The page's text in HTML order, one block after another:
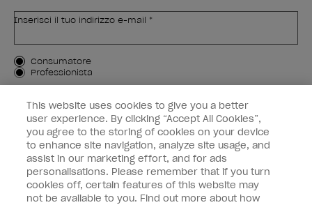
Inserisci il tuo indirizzo e-mail *
Tipo di cliente
Consumatore
Professionista
ISCRIVIMI
Informazioni per i clienti
OPI & voi
This website uses cookies to give you a better
user experience. By clicking “Accept All Cookies”,
you agree to the storing of cookies on your device
to enhance site navigation, analyze site usage, and
assist in our marketing effort, and for ads
personalisations. Please remember that if you turn
cookies off, certain features of this website may
not be available to you. Find out more about how